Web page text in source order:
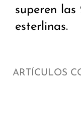
superen
esterlinas.
ARTÍCULOS